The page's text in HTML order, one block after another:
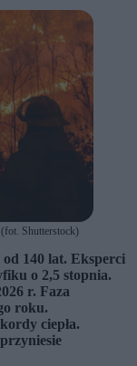
Shutterstock)
140 lat. Eksperci
o 2,5 stopnia.
r. Faza
roku.
ciepła.